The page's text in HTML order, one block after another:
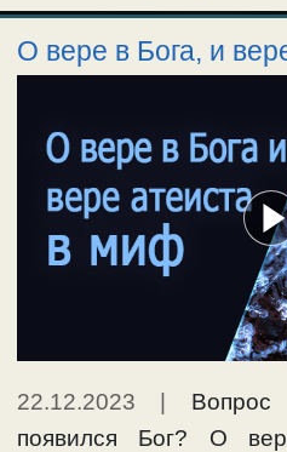
О вере в Бога, и
22.12.2023 |
появился Бог? О